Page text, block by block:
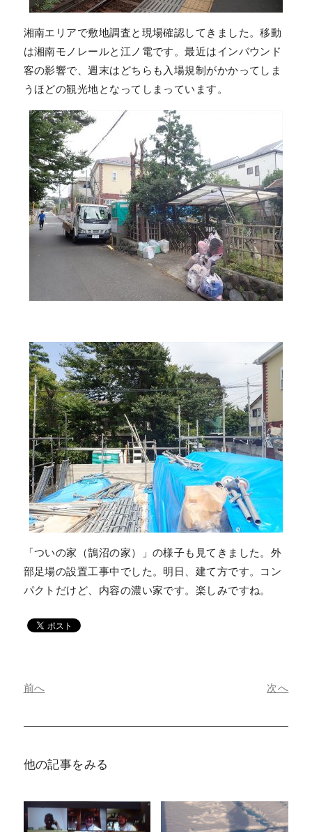
湘南エリアで敷地調査と現場確認してきました。移動
は湘南モノレールと江ノ電です。最近はインバウンド
客の影響で、週末はどちらも入場規制がかかってしま
うほどの観光地となってしまっています。
「ついの家（鵠沼の家）」の様子も見てきました。外
部足場の設置工事中でした。明日、建て方です。コン
パクトだけど、内容の濃い家です。楽しみですね。
前へ 次へ
他の記事をみる